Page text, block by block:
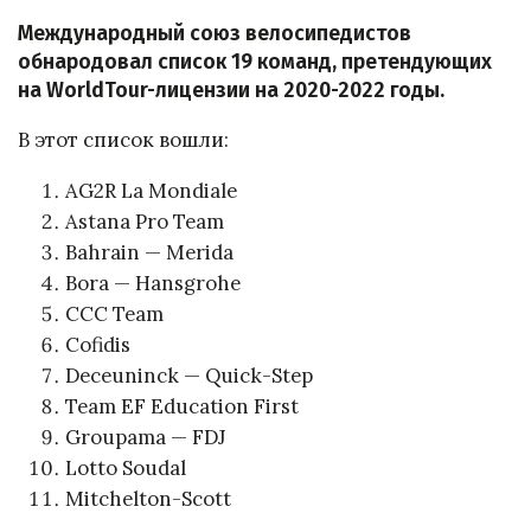
Международный союз велосипедистов
обнародовал список 19 команд, претендующих
на WorldTour-лицензии на 2020-2022 годы.
В этот список вошли:
AG2R La Mondiale
Astana Pro Team
Bahrain — Merida
Bora — Hansgrohe
CCC Team
Cofidis
Deceuninck — Quick-Step
Team EF Education First
Groupama — FDJ
Lotto Soudal
Mitchelton-Scott